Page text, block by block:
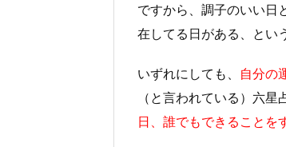
ですから、調子のいい日
在してる日がある、とい
いずれにしても、 自分の
（と言われている）六
日、誰でもできることを